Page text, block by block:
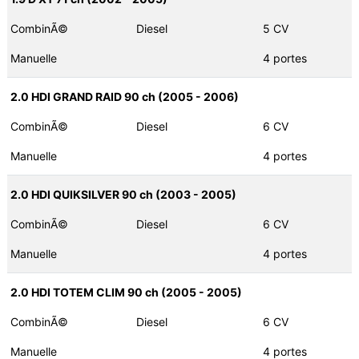
CombinÃ© Diesel 5 CV
Manuelle 4 portes
2.0 HDI GRAND RAID 90 ch (2005 - 2006)
CombinÃ© Diesel 6 CV
Manuelle 4 portes
2.0 HDI QUIKSILVER 90 ch (2003 - 2005)
CombinÃ© Diesel 6 CV
Manuelle 4 portes
2.0 HDI TOTEM CLIM 90 ch (2005 - 2005)
CombinÃ© Diesel 6 CV
Manuelle 4 portes